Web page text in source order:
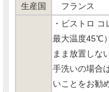
生産国
フランス
・ビストロ
最大温度45℃
まま放置しな
手洗いの場合
いことをお勧